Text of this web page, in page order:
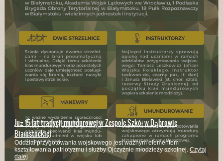
Już 15 lat tradycji mundurowej w Zespole Szkół w Dąbrowie
Białostockiej
Oddział przygotowania wojskowego jest ważnym elementem
kształtowania patriotyzmu i służby Ojczyźnie młodzieży szkolnej. Czytaj
dalej